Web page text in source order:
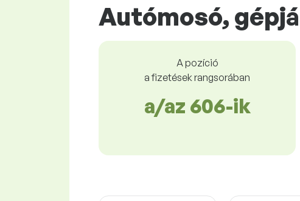
Autómosó,
A pozíció
a fizetések rangsorában
a/az 606-ik